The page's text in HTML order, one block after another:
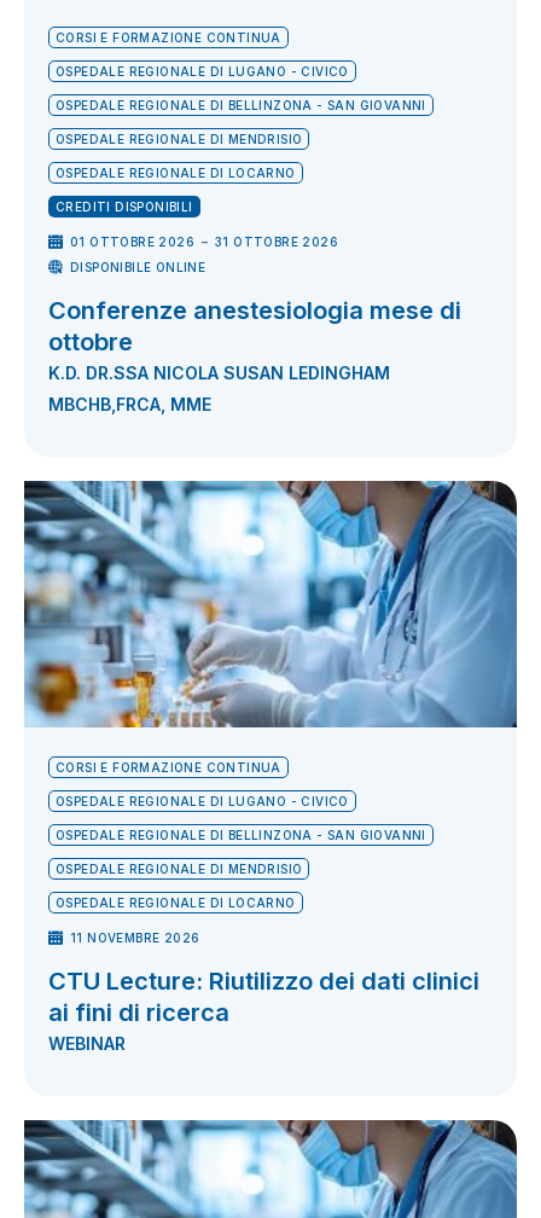
CORSI E FORMAZIONE CONTINUA
OSPEDALE REGIONALE DI LUGANO - CIVICO
OSPEDALE REGIONALE DI BELLINZONA - SAN GIOVANNI
OSPEDALE REGIONALE DI MENDRISIO
OSPEDALE REGIONALE DI LOCARNO
CREDITI DISPONIBILI
01 OTTOBRE 2026 - 31 OTTOBRE 2026
DISPONIBILE ONLINE
Conferenze anestesiologia mese di
ottobre
K.D. DR.SSA NICOLA SUSAN LEDINGHAM
MBCHB,FRCA, MME
CORSI E FORMAZIONE CONTINUA
OSPEDALE REGIONALE DI LUGANO - CIVICO
OSPEDALE REGIONALE DI BELLINZONA - SAN GIOVANNI
OSPEDALE REGIONALE DI MENDRISIO
OSPEDALE REGIONALE DI LOCARNO
11 NOVEMBRE 2026
CTU Lecture: Riutilizzo dei dati clinici
ai fini di ricerca
WEBINAR